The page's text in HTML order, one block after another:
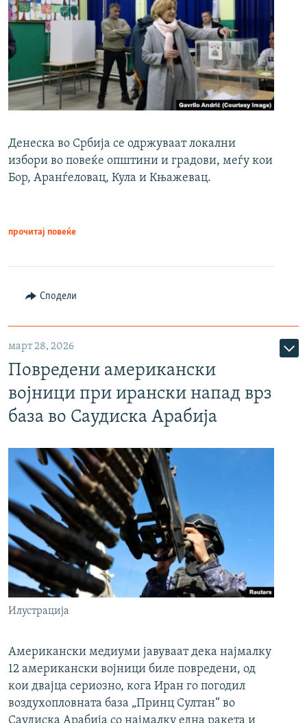
Денеска во Србија се одржуваат локални
избори во повеќе општини и градови, меѓу кои
Бор, Аранѓеловац, Кула и Књажевац.
прочитај повеќе
Сподели
март 28, 2026
Повредени американски
војници при ирански напад врз
база во Саудиска Арабија
Илустрација
Американски медиуми јавуваат дека најмалку
12 американски војници биле повредени, од
кои двајца сериозно, кога Иран го погодил
воздухопловната база „Принц Султан“ во